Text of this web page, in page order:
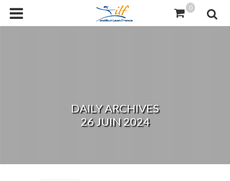
0
DAILY ARCHIVES
26 JUIN 2024